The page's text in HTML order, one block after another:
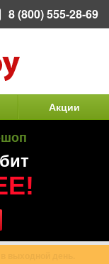
Акции
8 (800) 555-28-69